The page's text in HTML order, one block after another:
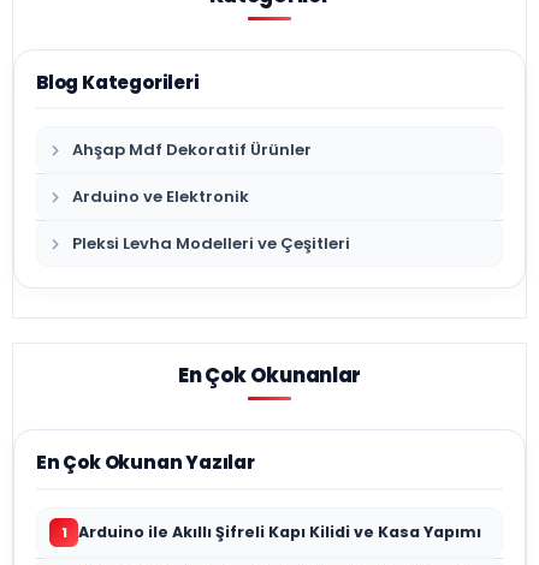
Blog Kategorileri
Ahşap Mdf Dekoratif Ürünler
Arduino ve Elektronik
Pleksi Levha Modelleri ve Çeşitleri
En Çok Okunanlar
En Çok Okunan Yazılar
1 Arduino ile Akıllı Şifreli Kapı Kilidi ve Kasa Yapımı